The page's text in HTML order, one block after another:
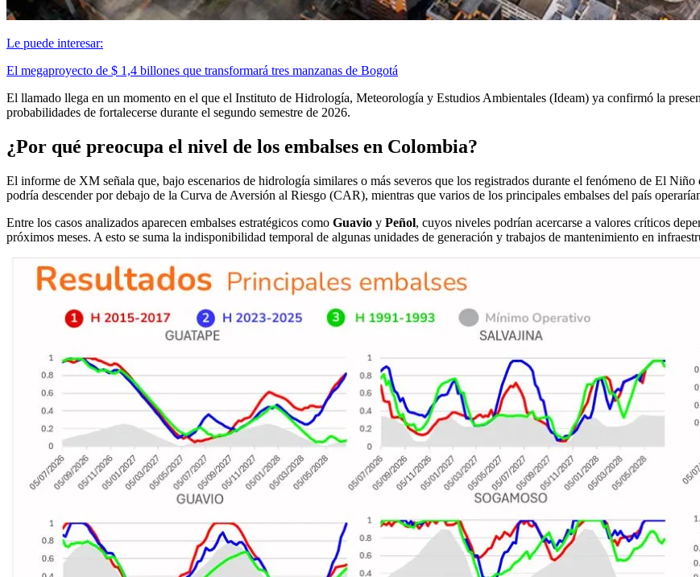
Le puede interesar:
El megaproyecto de $ 1,4 billones que transformará tres manzanas de Bogotá
El llamado llega en un momento en el que el Instituto de Hidrología, Meteorología y Estudios Ambientales (Ideam) ya confirmó la
probabilidades de fortalecerse durante el segundo semestre de 2026.
¿Por qué preocupa el nivel de los embalses en Colombia?
El informe de XM señala que, bajo escenarios de hidrología similares o más severos que los registrados durante el fenómeno de El
podría descender por debajo de la Curva de Aversión al Riesgo (CAR), mientras que varios de los principales embalses del país
Entre los casos analizados aparecen embalses estratégicos como Guavio y Peñol, cuyos niveles podrían acercarse a valores críticos
próximos meses. A esto se suma la indisponibilidad temporal de algunas unidades de generación y trabajos de mantenimiento en